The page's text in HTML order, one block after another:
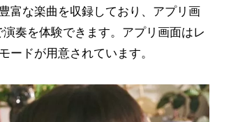
富な楽曲を収録しており、アプリ画
奏を体験できます。アプリ画面はレ
ドが用意されています。